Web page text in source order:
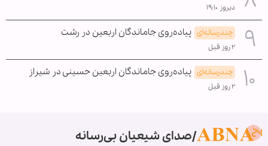
دیروز ۱۹:۱۰
چندرسانه‌ای پیاده‌روی جاماندگان اربعین در رشت
۲ روز قبل
چندرسانه‌ای پیاده‌روی جاماندگان اربعین حسینی در شیراز
۲ روز قبل
صدای شیعیان بی‌رسانه